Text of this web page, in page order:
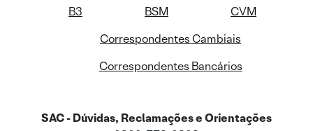
B3 BSM
CVM
Correspondentes Cambiais
Correspondentes Bancários
SAC - Dúvidas, Reclamações e Orientações